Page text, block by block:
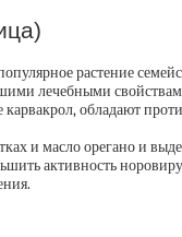
растение
лечебными
карвакрол, обладают
и масло орегано и
активность